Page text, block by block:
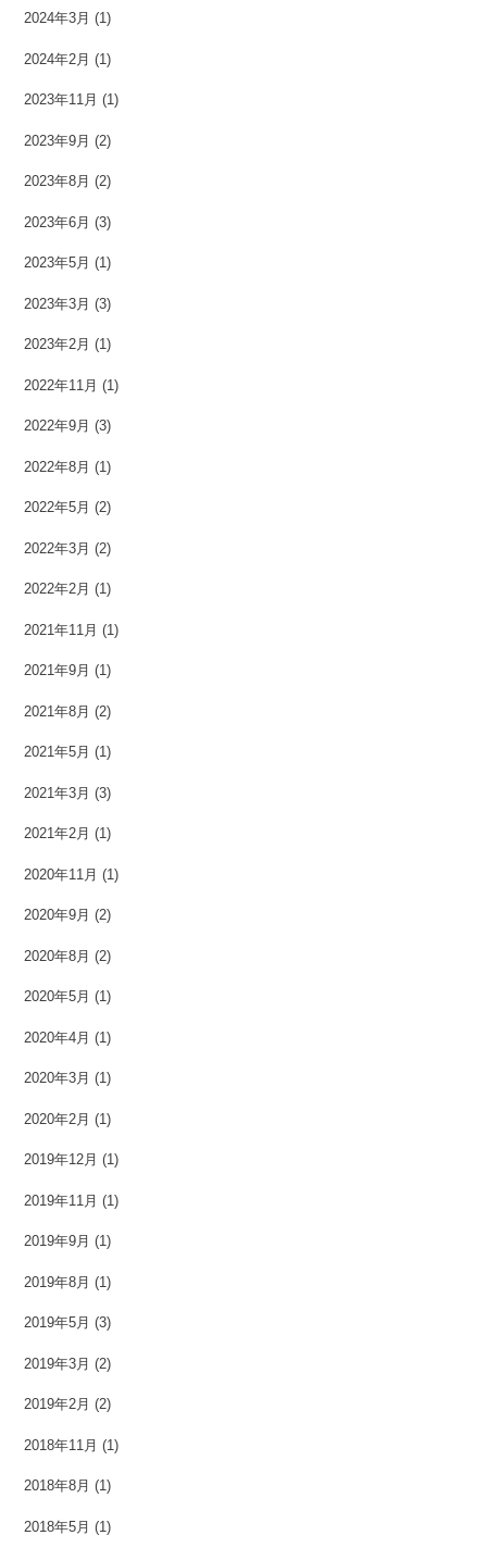
2024年3月 (1)
2024年2月 (1)
2023年11月 (1)
2023年9月 (2)
2023年8月 (2)
2023年6月 (3)
2023年5月 (1)
2023年3月 (3)
2023年2月 (1)
2022年11月 (1)
2022年9月 (3)
2022年8月 (1)
2022年5月 (2)
2022年3月 (2)
2022年2月 (1)
2021年11月 (1)
2021年9月 (1)
2021年8月 (2)
2021年5月 (1)
2021年3月 (3)
2021年2月 (1)
2020年11月 (1)
2020年9月 (2)
2020年8月 (2)
2020年5月 (1)
2020年4月 (1)
2020年3月 (1)
2020年2月 (1)
2019年12月 (1)
2019年11月 (1)
2019年9月 (1)
2019年8月 (1)
2019年5月 (3)
2019年3月 (2)
2019年2月 (2)
2018年11月 (1)
2018年8月 (1)
2018年5月 (1)